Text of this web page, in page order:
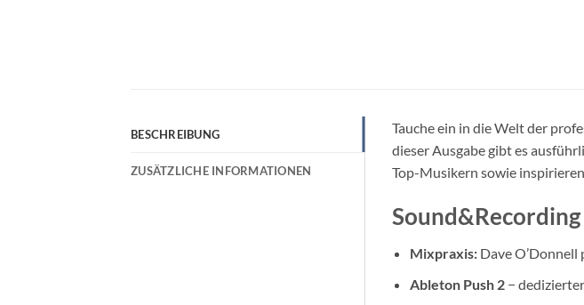
BESCHREIBUNG
ZUSÄTZLICHE INFORMATIONEN
Tauche ein in die Welt der
dieser Ausgabe gibt es
Top-Musikern sowie
Mixpraxis: Dave
Ableton Push 2 −